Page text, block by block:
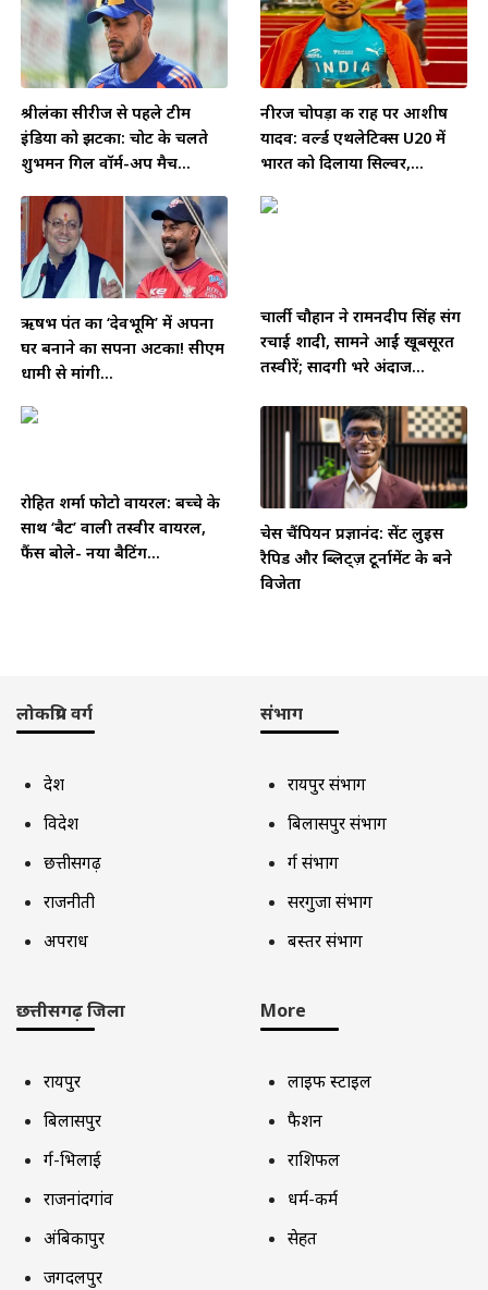
श्रीलंका सीरीज से पहले टीम
इंडिया को झटका: चोट के चलते
शुभमन गिल वॉर्म-अप मैच...
नीरज चोपड़ा की राह पर आशीष
यादव: वर्ल्ड एथलेटिक्स U20 में
भारत को दिलाया सिल्वर,...
ऋषभ पंत का ‘देवभूमि’ में अपना
घर बनाने का सपना अटका! सीएम
धामी से मांगी...
चार्ली चौहान ने रामनदीप सिंह संग
रचाई शादी, सामने आईं खूबसूरत
तस्वीरें; सादगी भरे अंदाज...
रोहित शर्मा फोटो वायरल: बच्चे के
साथ ‘बैट’ वाली तस्वीर वायरल,
फैंस बोले- नया बैटिंग...
चेस चैंपियन प्रज्ञानंद: सेंट लुइस
रैपिड और ब्लिट्ज़ टूर्नामेंट के बने
विजेता
लोकप्रिय वर्ग
देश
विदेश
छत्तीसगढ़
राजनीती
अपराध
संभाग
रायपुर संभाग
बिलासपुर संभाग
दुर्ग संभाग
सरगुजा संभाग
बस्तर संभाग
छत्तीसगढ़ जिला
रायपुर
बिलासपुर
दुर्ग-भिलाई
राजनांदगांव
अंबिकापुर
जगदलपुर
More
लाइफ स्टाइल
फैशन
राशिफल
धर्म-कर्म
सेहत